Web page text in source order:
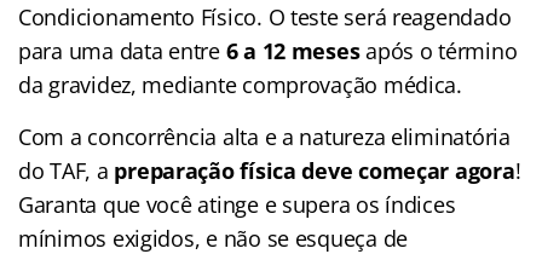
Condicionamento Físico. O teste será reagendado
para uma data entre 6 a 12 mesesapós o término
da gravidez, mediante comprovação médica.
Com a concorrência alta e a natureza eliminatória
do TAF, a preparação física deve começar agora!
Garanta que você atinge e supera os índices
mínimos exigidos, e não se esqueça de